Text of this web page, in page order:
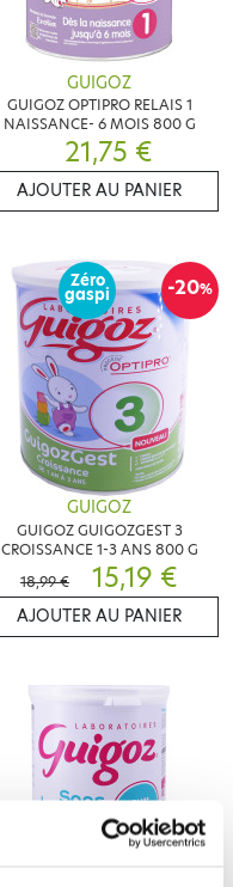
GUIGOZ
GUIGOZ OPTIPRO RELAIS 1
NAISSANCE- 6 MOIS 800 G
21,75 €
AJOUTER AU PANIER
-20%
Zéro
gaspi
GUIGOZ
GUIGOZ GUIGOZGEST 3
CROISSANCE 1-3 ANS 800 G
18,99 €
15,19 €
AJOUTER AU PANIER